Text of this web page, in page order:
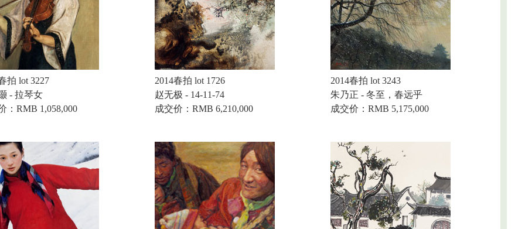
拍 lot 3227
- 拉琴女
：RMB 1,058,000
2014春拍 lot 1726
赵无极 - 14-11-74
成交价：RMB 6,210,000
2014春拍 lot 3243
朱乃正 - 冬至，春远乎
成交价：RMB 5,175,000